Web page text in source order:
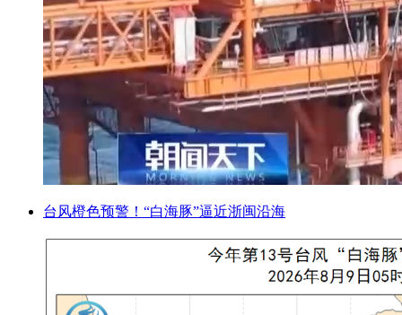
台风橙色预警！“白海豚”逼近浙闽沿海